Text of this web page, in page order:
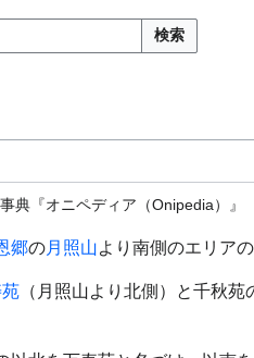
検索
典『オニペディア（Onipedia）』
郷の月照山より南側のエリアの
（月照山より北側）と千秋